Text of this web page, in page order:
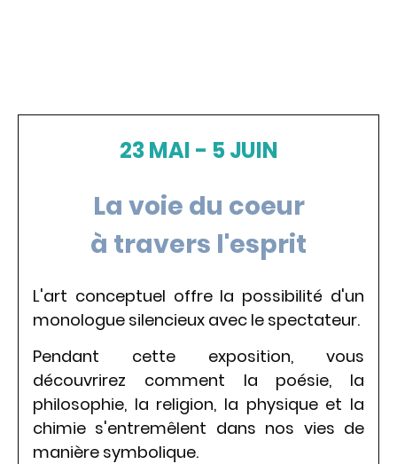
23 MAI - 5 JUIN
La voie du coeur
à travers l'esprit
L'art conceptuel offre la possibilité d'un
monologue silencieux avec le spectateur.
Pendant cette exposition, vous
découvrirez comment la poésie, la
philosophie, la religion, la physique et la
chimie s'entremêlent dans nos vies de
manière symbolique.